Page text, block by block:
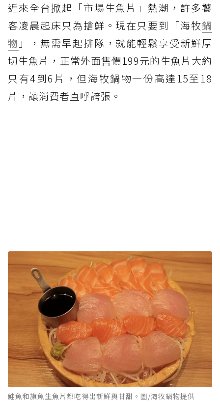
近來全台掀起「市場生魚片」熱潮，許多饕
客凌晨起床只為搶鮮。現在只要到「海牧鍋
物 」，無需早起排隊，就能輕鬆享受新鮮厚
切生魚片，正常外面售價199元的生魚片大約
只有4到6片，但海牧鍋物一份高達15至18
片，讓消費者直呼誇張。
鮭魚和旗魚生魚片都吃得出新鮮與甘甜。圖/海牧鍋物提供